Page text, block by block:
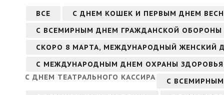
ВСЕ
С ДНЕМ КОШЕК И ПЕРВЫМ ДНЕМ
С ВСЕМИРНЫМ ДНЕМ ГРАЖДАНСКОЙ ОБОРОНЫ
СКОРО 8 МАРТА, МЕЖДУНАРОДНЫЙ ЖЕНСКИЙ
С МЕЖДУНАРОДНЫМ ДНЕМ ОХРАНЫ ЗДОРОВЬЯ
С ДНЕМ ТЕАТРАЛЬНОГО КАССИРА
С